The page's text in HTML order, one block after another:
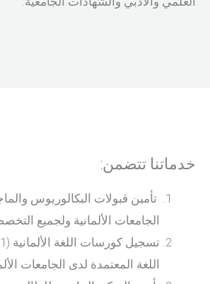
خدماتنا تتضمن:
تأمين قبولات البكالوريوس
الجامعات الألمانية ولجميع
اللغة المعتمدة لدى الجامعات